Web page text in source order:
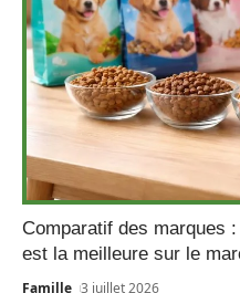
Comparatif des marques
est la meilleure sur le
Famille 3 juillet 2026